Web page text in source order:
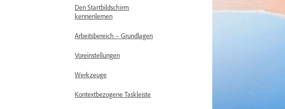
Den Startbildschirm
kennenlernen
Arbeitsbereich – Grundlagen
Voreinstellungen
Werkzeuge
Kontextbezogene Taskleiste